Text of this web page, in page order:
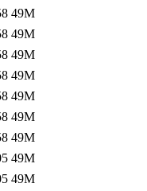
49M
49M
49M
49M
49M
49M
49M
49M
49M